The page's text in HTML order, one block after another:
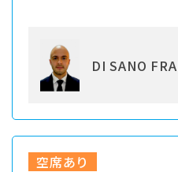
DI SANO
空席あり